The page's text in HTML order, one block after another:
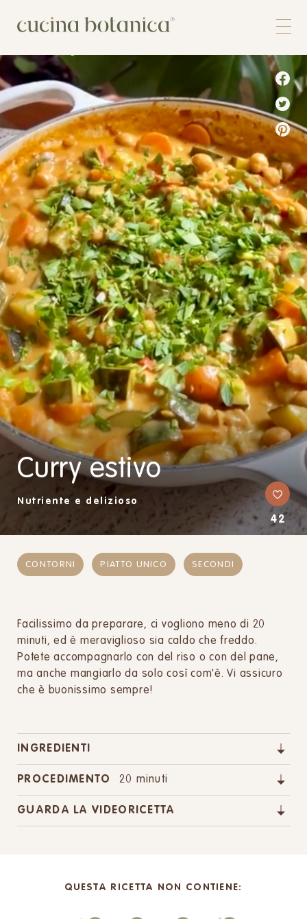
Shop
Chi siamo
Contatti
Curry estivo
Nutriente e delizioso
42
CONTORNI PIATTO UNICO SECONDI
Facilissimo da preparare, ci vogliono meno di 20
minuti, ed è meraviglioso sia caldo che freddo.
Potete accompagnarlo con del riso o con del pane,
ma anche mangiarlo da solo così com'è. Vi assicuro
che è buonissimo sempre!
INGREDIENTI
PROCEDIMENTO 20 minuti
GUARDA LA VIDEORICETTA
QUESTA RICETTA NON CONTIENE: